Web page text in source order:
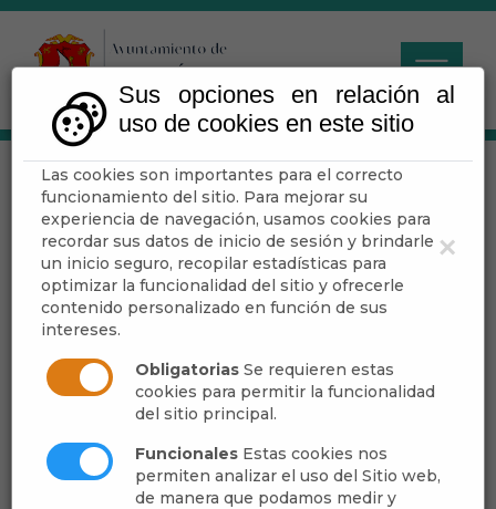
×
Sus opciones en relación al
uso de cookies en este sitio
Las cookies son importantes para el correcto
funcionamiento del sitio. Para mejorar su
experiencia de navegación, usamos cookies para
recordar sus datos de inicio de sesión y brindarle
un inicio seguro, recopilar estadísticas para
optimizar la funcionalidad del sitio y ofrecerle
contenido personalizado en función de sus
intereses.
Obligatorias Se requieren estas
cookies para permitir la funcionalidad
del sitio principal.
Funcionales Estas cookies nos
permiten analizar el uso del Sitio web,
de manera que podamos medir y
Pleno
Extracto de Sesión
Nombramientos y Ceses
Registro de Intereses